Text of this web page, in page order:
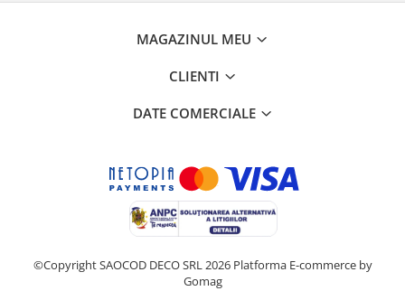
MAGAZINUL MEU
CLIENTI
DATE COMERCIALE
©Copyright SAOCOD DECO SRL 2026 Platforma E-commerce by
Gomag